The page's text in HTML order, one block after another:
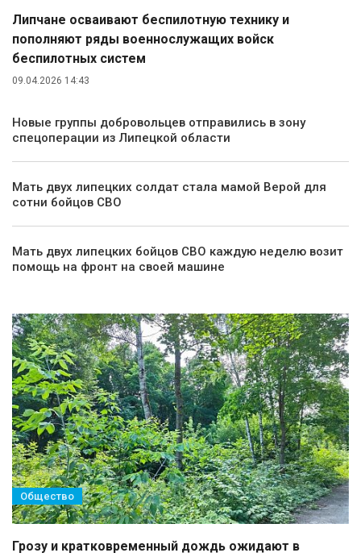
Липчане осваивают беспилотную технику и
пополняют ряды военнослужащих войск
беспилотных систем
09.04.2026 14:43
Новые группы добровольцев отправились в зону
спецоперации из Липецкой области
Мать двух липецких солдат стала мамой Верой для
сотни бойцов СВО
Мать двух липецких бойцов СВО каждую неделю возит
помощь на фронт на своей машине
Общество
Грозу и кратковременный дождь ожидают в